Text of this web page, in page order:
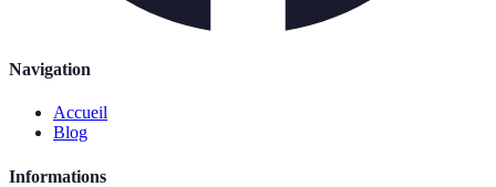
Navigation
Accueil
Blog
Informations